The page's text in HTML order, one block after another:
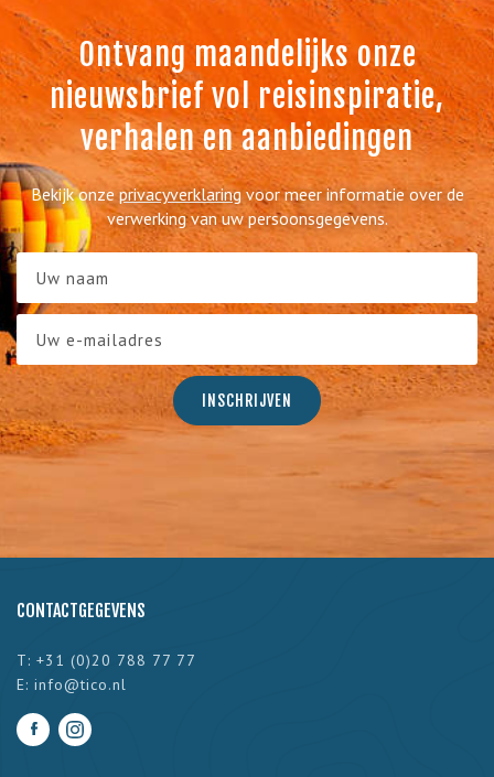
Ontvang maandelijks onze
nieuwsbrief vol reisinspiratie,
verhalen en aanbiedingen
Bekijk onzeprivacyverklaringvoor meer informatie over de
verwerking van uw persoonsgegevens.
CONTACTGEGEVENS
T: +31 (0)20 788 77 77
E: info@tico.nl